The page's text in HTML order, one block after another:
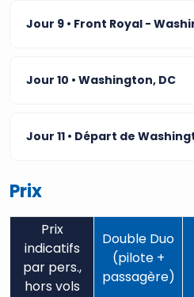
Jour 9 • Front Royal -
Jour 10 • Washington, DC
Jour 11 • Départ de
Prix
Prix
indicatifs
par pers.,
hors vols
Double Duo
(pilote +
passagère)